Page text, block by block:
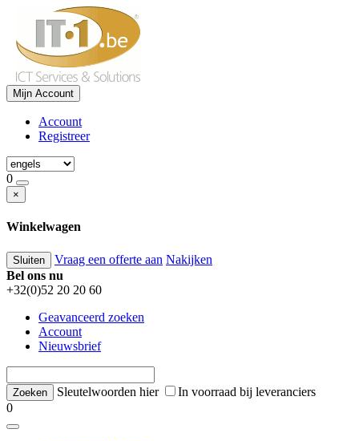
Mijn Account
Account
Registreer
0
×
Winkelwagen
Sluiten Vraag een offerte aan Nakijken
Bel ons nu
+32(0)52 20 20 60
Geavanceerd zoeken
Account
Nieuwsbrief
Sleutelwoorden hier
In voorraad bij leveranciers
0